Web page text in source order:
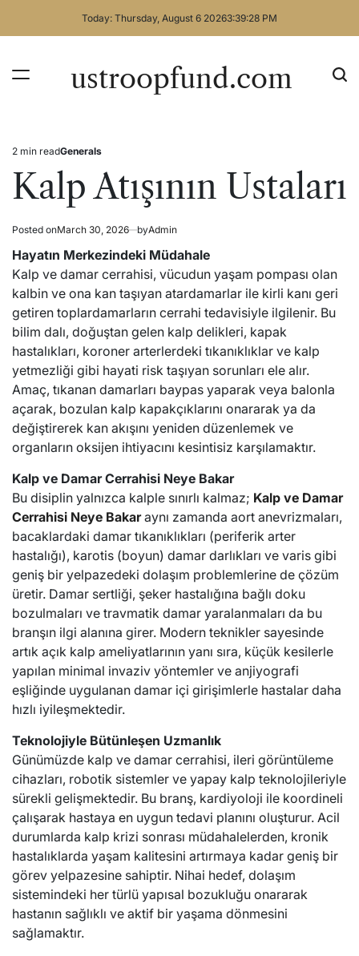
Today: Thursday, August 6 20263:39:28 PM
ustroopfund.com
Estimated
read
time
2 min readPosted
in
Generals
Kalp Atışının Ustaları
Posted onMarch 30, 2026 byAdmin
Hayatın Merkezindeki Müdahale
Kalp ve damar cerrahisi, vücudun yaşam pompası olan
kalbin ve ona kan taşıyan atardamarlar ile kirli kanı geri
getiren toplardamarların cerrahi tedavisiyle ilgilenir. Bu
bilim dalı, doğuştan gelen kalp delikleri, kapak
hastalıkları, koroner arterlerdeki tıkanıklıklar ve kalp
yetmezliği gibi hayati risk taşıyan sorunları ele alır.
Amaç, tıkanan damarları baypas yaparak veya balonla
açarak, bozulan kalp kapakçıklarını onararak ya da
değiştirerek kan akışını yeniden düzenlemek ve
organların oksijen ihtiyacını kesintisiz karşılamaktır.
Kalp ve Damar Cerrahisi Neye Bakar
Bu disiplin yalnızca kalple sınırlı kalmaz; Kalp ve Damar
Cerrahisi Neye Bakaraynı zamanda aort anevrizmaları,
bacaklardaki damar tıkanıklıkları (periferik arter
hastalığı), karotis (boyun) damar darlıkları ve varis gibi
geniş bir yelpazedeki dolaşım problemlerine de çözüm
üretir. Damar sertliği, şeker hastalığına bağlı doku
bozulmaları ve travmatik damar yaralanmaları da bu
branşın ilgi alanına girer. Modern teknikler sayesinde
artık açık kalp ameliyatlarının yanı sıra, küçük kesilerle
yapılan minimal invaziv yöntemler ve anjiyografi
eşliğinde uygulanan damar içi girişimlerle hastalar daha
hızlı iyileşmektedir.
Teknolojiyle Bütünleşen Uzmanlık
Günümüzde kalp ve damar cerrahisi, ileri görüntüleme
cihazları, robotik sistemler ve yapay kalp teknolojileriyle
sürekli gelişmektedir. Bu branş, kardiyoloji ile koordineli
çalışarak hastaya en uygun tedavi planını oluşturur. Acil
durumlarda kalp krizi sonrası müdahalelerden, kronik
hastalıklarda yaşam kalitesini artırmaya kadar geniş bir
görev yelpazesine sahiptir. Nihai hedef, dolaşım
sistemindeki her türlü yapısal bozukluğu onararak
hastanın sağlıklı ve aktif bir yaşama dönmesini
sağlamaktır.